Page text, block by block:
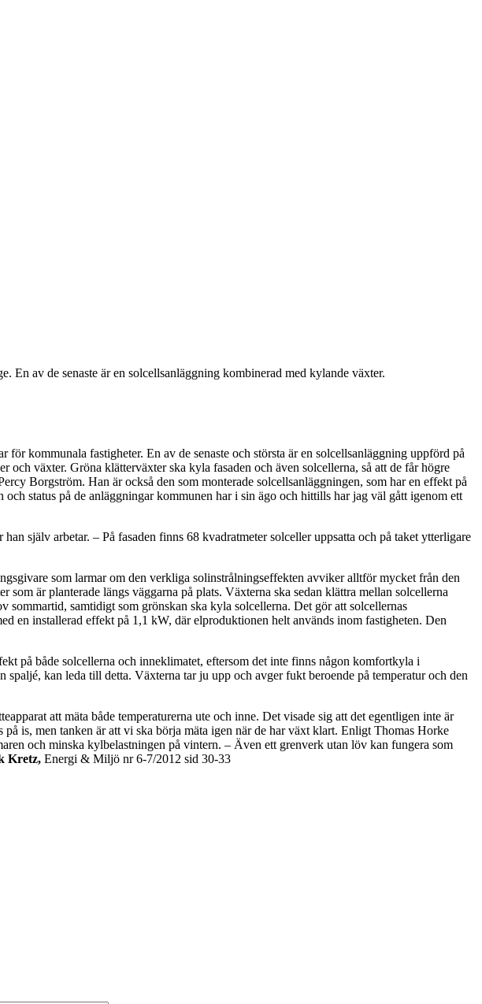
En av de senaste är en solcellsanläggning kombinerad med kylande växter.
kommunala fastigheter. En av de senaste och största är en solcellsanläggning uppförd på
växter. Gröna klätterväxter ska kyla fasaden och även solcellerna, så att de får högre
Borgström. Han är också den som monterade solcellsanläggningen, som har en effekt på
status på de anläggningar kommunen har i sin ägo och hittills har jag väl gått igenom ett
själv arbetar. – På fasaden finns 68 kvadratmeter solceller uppsatta och på taket ytterligare
som larmar om den verkliga solinstrålningseffekten avviker alltför mycket från den
är planterade längs väggarna på plats. Växterna ska sedan klättra mellan solcellerna
sommartid, samtidigt som grönskan ska kyla solcellerna. Det gör att solcellernas
en installerad effekt på 1,1 kW, där elproduktionen helt används inom fastigheten. Den
på både solcellerna och inneklimatet, eftersom det inte finns någon komfortkyla i
kan leda till detta. Växterna tar ju upp och avger fukt beroende på temperatur och den
att mäta både temperaturerna ute och inne. Det visade sig att det egentligen inte är
is, men tanken är att vi ska börja mäta igen när de har växt klart. Enligt Thomas Horke
och minska kylbelastningen på vintern. – Även ett grenverk utan löv kan fungera som
Kretz, Energi & Miljö nr 6-7/2012 sid 30-33